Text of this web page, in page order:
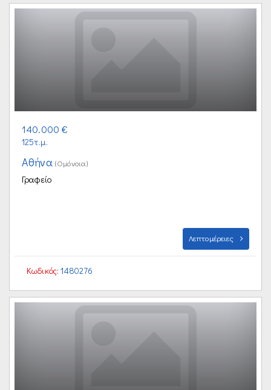
140.000 €
125τ.μ.
Αθήνα (Ομόνοια)
Γραφείο
Λεπτομέρειες
Κωδικός: 1480276